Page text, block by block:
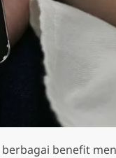
benefit